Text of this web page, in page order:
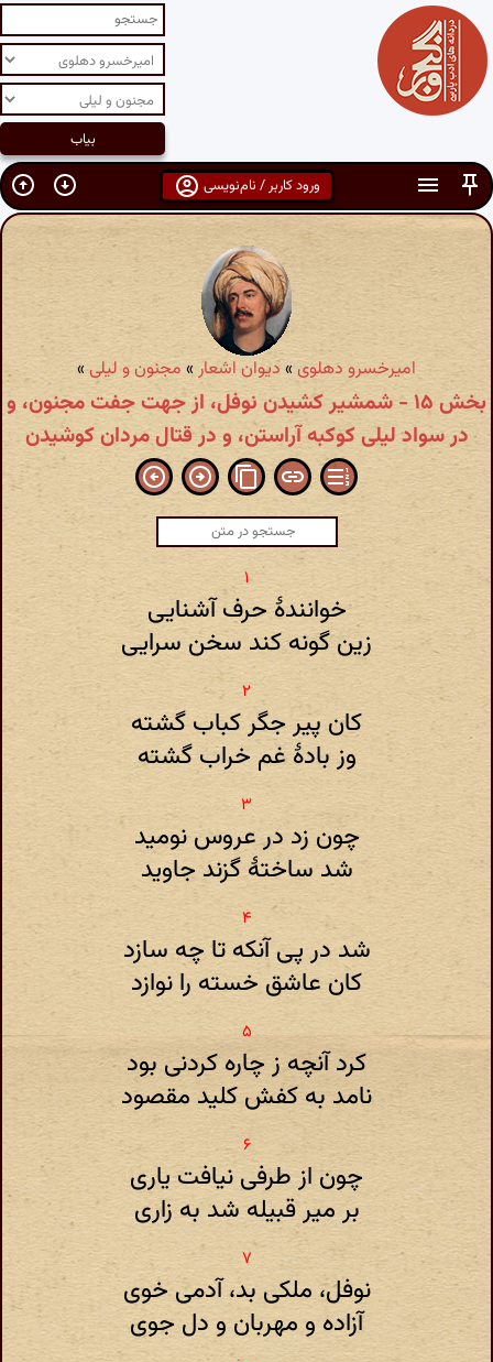
ورود کاربر / نام‌نویسی
امیرخسرو دهلوی» دیوان اشعار» مجنون و لیلی»
بخش ۱۵ - شمشیر کشیدن نوفل، از جهت جفت مجنون، و
در سواد لیلی کوکبه آراستن، و در قتال مردان کوشیدن
خوانندهٔ حرف آشنایی
زین گونه کند سخن سرایی
کان پیر جگر کباب گشته
وز بادهٔ غم خراب گشته
چون زد در عروس نومید
شد ساختهٔ گزند جاوید
شد در پی آنکه تا چه سازد
کان عاشق خسته را نوازد
کرد آنچه ز چاره کردنی بود
نامد به کفش کلید مقصود
چون از طرفی نیافت یاری
بر میر قبیله شد به زاری
نوفل، ملکی بد، آدمی خوی
آزاده و مهربان و دل جوی